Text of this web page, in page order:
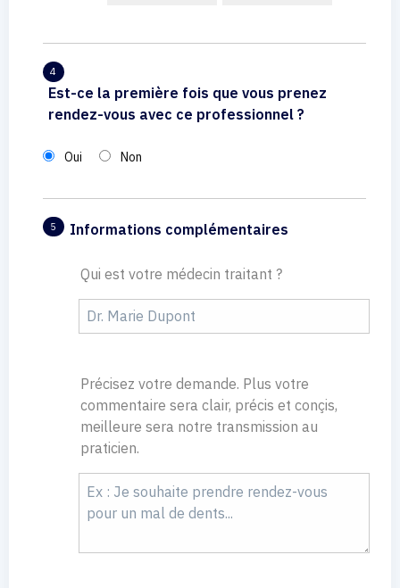
4
Est-ce la première fois que vous prenez
rendez-vous avec ce professionnel ?
Oui Non
5 Informations complémentaires
Qui est votre médecin traitant ?
Précisez votre demande. Plus votre
commentaire sera clair, précis et conçis,
meilleure sera notre transmission au
praticien.